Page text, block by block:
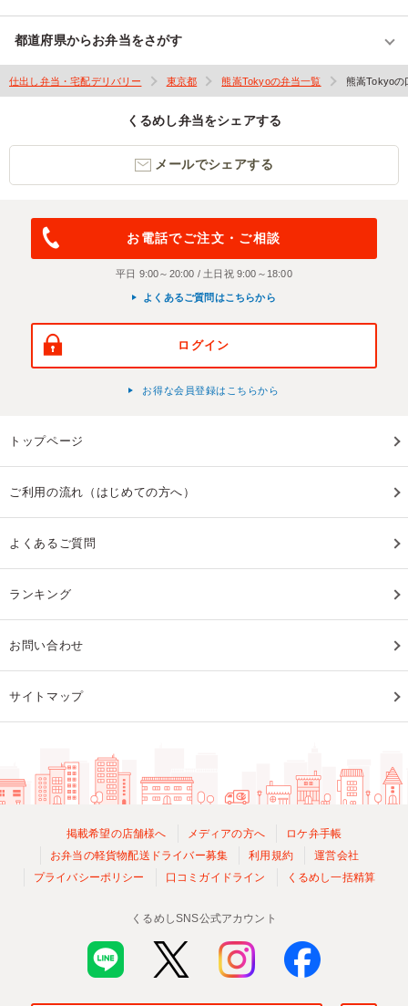
都道府県からお弁当をさがす
仕出し弁当・宅配デリバリー 東京都 熊嵩Tokyoの弁当一覧 熊嵩Tokyoの
くるめし弁当をシェアする
メールでシェアする
お電話でご注文・ご相談
平日 9:00～20:00 / 土日祝 9:00～18:00
よくあるご質問はこちらから
ログイン
お得な会員登録はこちらから
トップページ
ご利用の流れ（はじめての方へ）
よくあるご質問
ランキング
お問い合わせ
サイトマップ
掲載希望の店舗様へ メディアの方へ
ロケ弁手帳
お弁当の軽貨物配送ドライバー募集
利用規約
運営会社
プライバシーポリシー
口コミガイドライン くるめし一括精算
くるめしSNS公式アカウント